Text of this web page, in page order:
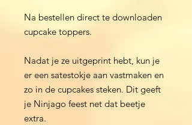
Na bestellen direct te downloaden
cupcake toppers.
Nadat je ze uitgeprint hebt, kun je
er een satestokje aan vastmaken en
zo in de cupcakes steken. Dit geeft
je Ninjago feest net dat beetje
extra.